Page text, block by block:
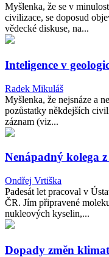
Myšlenka, že se v
civilizace, se doposud
vědecké diskuse, na...
Inteligence v
Radek Mikuláš
Myšlenka, že nejsnáze a
pozůstatky někdejších
záznam (viz...
Nenápadný kolega
Ondřej Vrtiška
Padesát let pracoval v
ČR. Jím připravené
nukleových kyselin,...
Dopady změn